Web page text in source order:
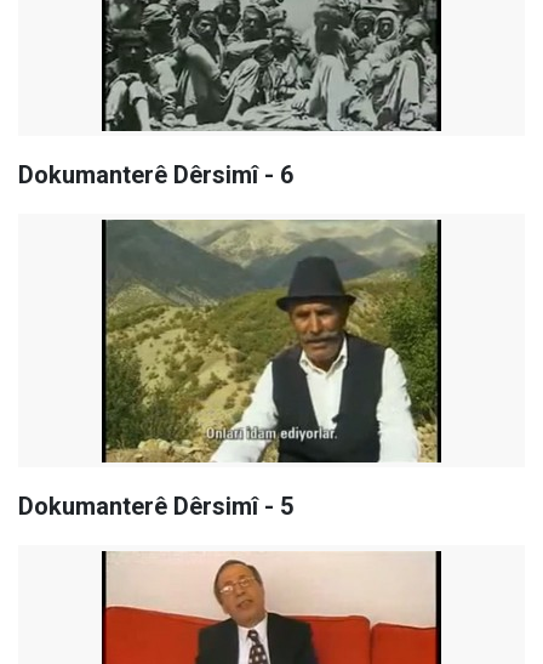
Dokumanterê Dêrsimî - 6
Dokumanterê Dêrsimî - 5